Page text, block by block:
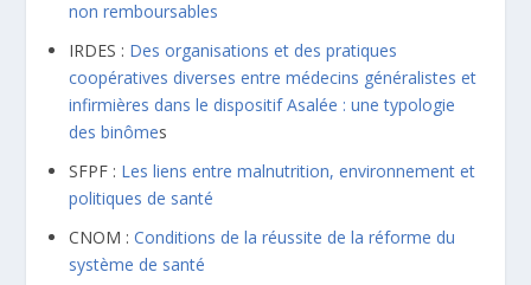
non remboursables
IRDES : Des organisations et des pratiques
coopératives diverses entre médecins généralistes et
infirmières dans le dispositif Asalée : une typologie
des binômes
SFPF : Les liens entre malnutrition, environnement et
politiques de santé
CNOM :Conditions de la réussite de la réforme du
système de santé